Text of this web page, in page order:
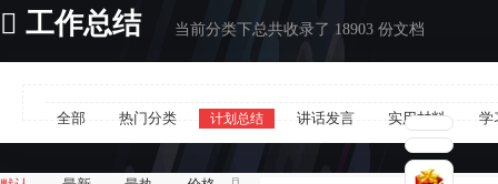
重
公
 工作总结 当前分类下总共收录了 18903 份文档
全部 热门分类 计划总结 讲话发言 实用材料 学
